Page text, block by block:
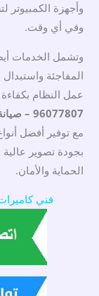
وأجهزة الكمبيوتر
وفي أي وقت.
وتشمل الخدمات
المفاجئة
عمل النظام
96077807 – صيانة كاميرات
مع توفير أفضل
بجودة تصوير
الحماية والأمان.
فني كاميرات الرميثية